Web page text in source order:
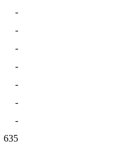
-
-
-
-
-
-
-
635